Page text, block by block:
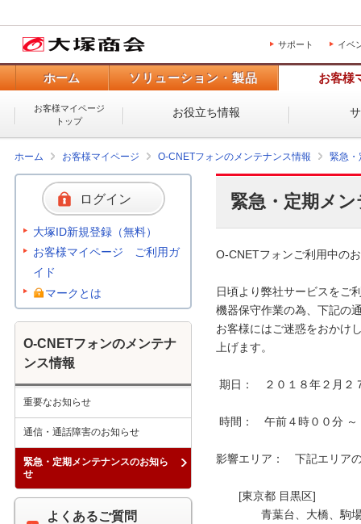
サポート イベ
ホーム ソリューション・製品 お客様
お客様マイページ
トップ
お役立ち情報
ホーム お客様マイページ O-CNETフォンのメンテナンス情報 緊急・
緊急・定期メ
O-CNETフォンご利用中の
日頃より弊社サービスをご
機器保守作業の為、下記の
お客様にはご迷惑をおかけ
上げます。
影響エリア：　下記エリ
[東京都 目黒区]
青葉台、大橋、駒
ログイン
大塚ID新規登録（無料）
お客様マイページ ご利用ガ
イド
マークとは
O-CNETフォンのメンテナ
ンス情報
重要なお知らせ
通信・通話障害のお知らせ
緊急・定期メンテナンスのお知ら
せ
よくあるご質問